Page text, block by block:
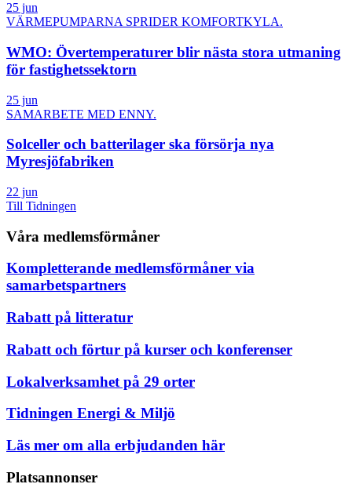
25 jun
VÄRMEPUMPARNA SPRIDER KOMFORTKYLA.
WMO: Övertemperaturer blir nästa stora utmaning
för fastighetssektorn
25 jun
SAMARBETE MED ENNY.
Solceller och batterilager ska försörja nya
Myresjöfabriken
22 jun
Till Tidningen
Våra medlemsförmåner
Kompletterande medlemsförmåner via
samarbetspartners
Rabatt på litteratur
Rabatt och förtur på kurser och konferenser
Lokalverksamhet på 29 orter
Tidningen Energi & Miljö
Läs mer om alla erbjudanden här
Platsannonser